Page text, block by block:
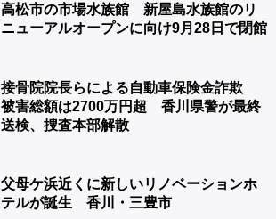
高松市の市場水族館 新屋島水族館のリ
ニューアルオープンに向け9月28日で閉館
接骨院院長らによる自動車保険金詐欺
被害総額は2700万円超 香川県警が最終
送検、捜査本部解散
父母ケ浜近くに新しいリノベーションホ
テルが誕生 香川・三豊市